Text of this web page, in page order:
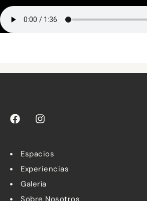
Espacios
Experiencias
Galería